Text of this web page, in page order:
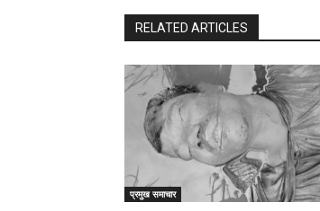
RELATED ARTICLES
प्रमुख समाचार